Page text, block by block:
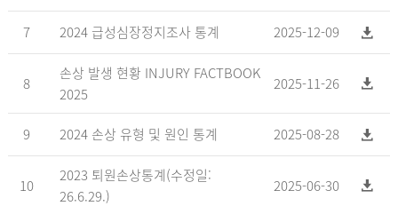
7 2024 급성심장정지조사 통계 2025-12-09
8
손상 발생 현황 INJURY FACTBOOK
2025
2025-11-26
9 2024 손상 유형 및 원인 통계 2025-08-28
10
2023 퇴원손상통계(수정일:
26.6.29.)
2025-06-30